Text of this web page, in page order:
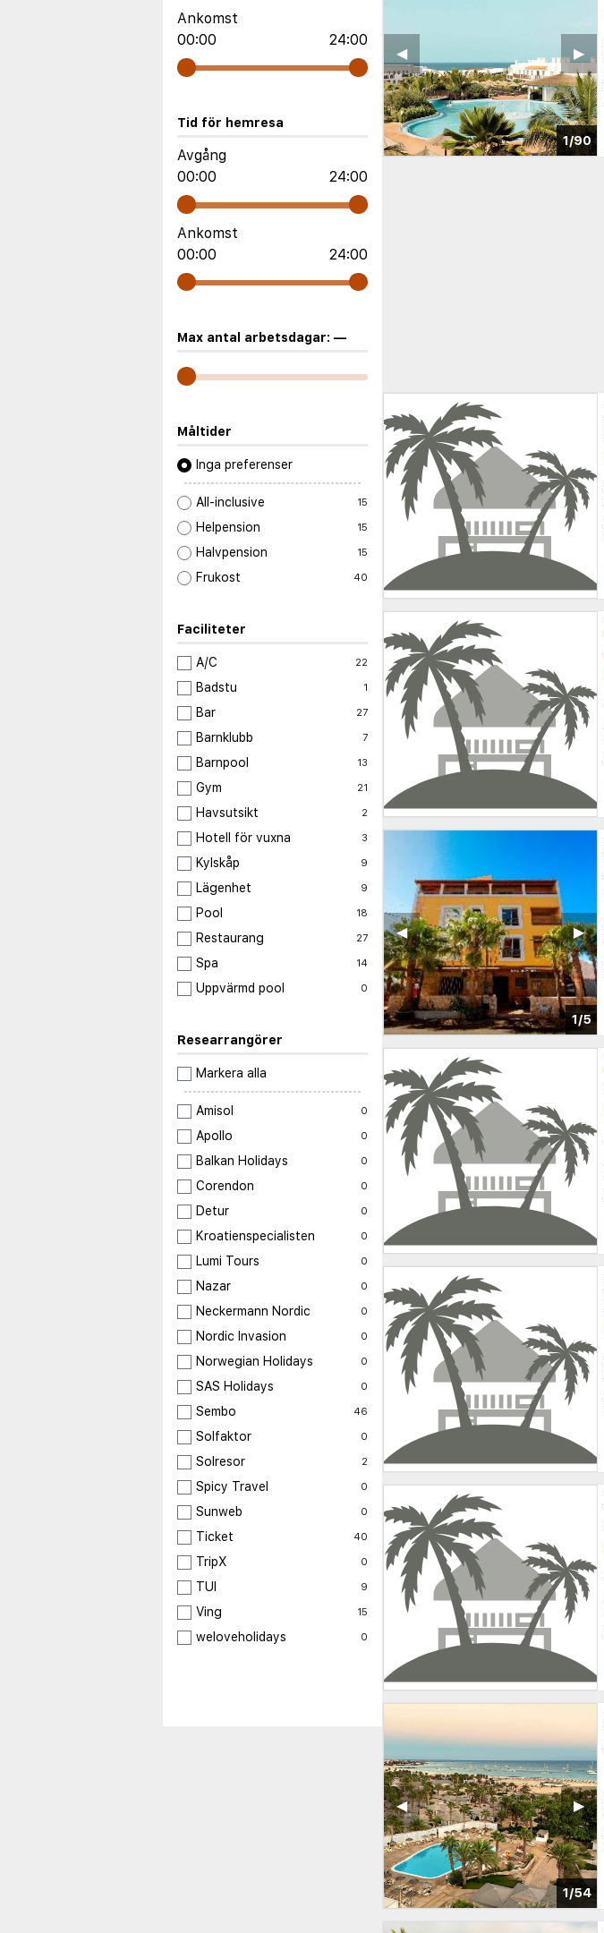
Ankomst
00:00
24:00
Tid för hemresa
Avgång
00:00
24:00
Ankomst
00:00
24:00
Max antal arbetsdagar: —
Måltider
Inga preferenser
All-inclusive 15
Helpension 15
Halvpension 15
Frukost 40
Faciliteter
A/C 22
Badstu 1
Bar 27
Barnklubb 7
Barnpool 13
Gym 21
Havsutsikt 2
Hotell för vuxna 3
Kylskåp 9
Lägenhet 9
Pool 18
Restaurang 27
Spa 14
Uppvärmd pool 0
Researrangörer
Markera alla
Amisol 0
Apollo 0
Balkan Holidays 0
Corendon 0
Detur 0
Kroatienspecialisten 0
Lumi Tours 0
Nazar 0
Neckermann Nordic 0
Nordic Invasion 0
Norwegian Holidays 0
SAS Holidays 0
Sembo 46
Solfaktor 0
Solresor 2
Spicy Travel 0
Sunweb 0
Ticket 40
TripX 0
TUI 9
Ving 15
weloveholidays 0
1/90
▶︎
◀︎
1/5
▶︎
◀︎
1/54
▶︎
◀︎